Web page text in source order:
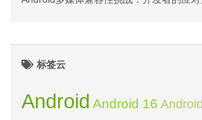
标签云
Android Android 16